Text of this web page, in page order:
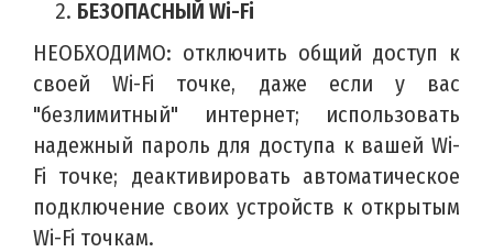
БЕЗОПАСНЫЙ Wi-Fi
НЕОБХОДИМО: отключить общий доступ к
своей Wi-Fi точке, даже если у вас
"безлимитный" интернет; использовать
надежный пароль для доступа к вашей Wi-
Fi точке; деактивировать автоматическое
подключение своих устройств к открытым
Wi-Fi точкам.